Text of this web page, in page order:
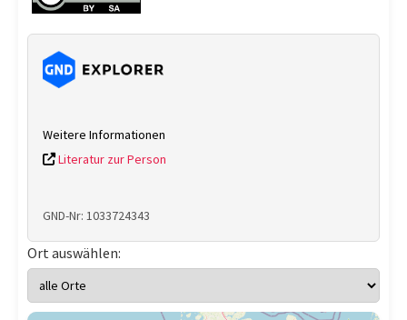
Weitere Informationen
Literatur zur Person
GND-Nr: 1033724343
Ort auswählen: